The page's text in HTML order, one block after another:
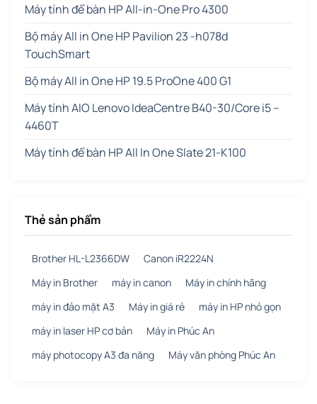
Máy tính để bàn HP All-in-One Pro 4300
Bộ máy All in One HP Pavilion 23 -h078d
TouchSmart
Bộ máy All in One HP 19.5 ProOne 400 G1
Máy tính AIO Lenovo IdeaCentre B40-30/Core i5 –
4460T
Máy tính để bàn HP All In One Slate 21-K100
Thẻ sản phẩm
Brother HL-L2366DW
Canon iR2224N
Máy in Brother
máy in canon
Máy in chính hãng
máy in đảo mặt A3
Máy in giá rẻ
máy in HP nhỏ gọn
máy in laser HP cơ bản
Máy in Phúc An
máy photocopy A3 đa năng
Máy văn phòng Phúc An